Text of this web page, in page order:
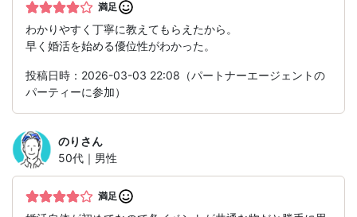
満足
わかりやすく丁寧に教えてもらえたから。
早く婚活を始める優位性がわかった。
投稿日時：2026-03-03 22:08（パートナーエージェントの
パーティーに参加）
のり さん
50代｜男性
満足